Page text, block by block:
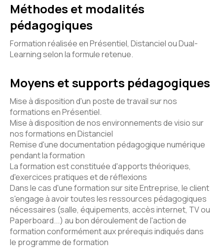
Méthodes et modalités
pédagogiques
Formation réalisée en Présentiel, Distanciel ou Dual-
Learning selon la formule retenue.
Moyens et supports pédagogiques
Mise à disposition d'un poste de travail sur nos
formations en Présentiel.
Mise à disposition de nos environnements de visio sur
nos formations en Distanciel
Remise d'une documentation pédagogique numérique
pendant la formation
La formation est constituée d'apports théoriques,
d'exercices pratiques et de réflexions
Dans le cas d'une formation sur site Entreprise, le client
s'engage à avoir toutes les ressources pédagogiques
nécessaires (salle, équipements, accès internet, TV ou
Paperboard...) au bon déroulement de l'action de
formation conformément aux prérequis indiqués dans
le programme de formation